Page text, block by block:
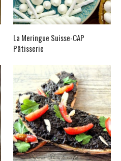
La Meringue Suisse-CAP
Pâtisserie